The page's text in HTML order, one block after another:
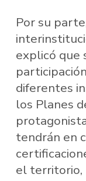
Por su
explicó que
diferentes
los Planes
tendrán en
el territorio,